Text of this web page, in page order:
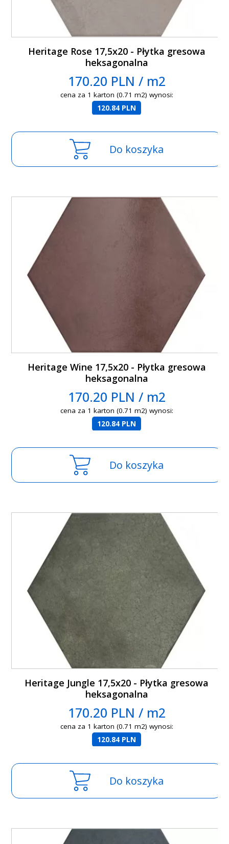
Heritage Rose 17,5x20 - Płytka gresowa
heksagonalna
170.20 PLN / m2
cena za 1 karton (0.71 m2) wynosi:
120.84 PLN
Do koszyka
Heritage Wine 17,5x20 - Płytka gresowa
heksagonalna
170.20 PLN / m2
cena za 1 karton (0.71 m2) wynosi:
120.84 PLN
Do koszyka
Heritage Jungle 17,5x20 - Płytka gresowa
heksagonalna
170.20 PLN / m2
cena za 1 karton (0.71 m2) wynosi:
120.84 PLN
Do koszyka